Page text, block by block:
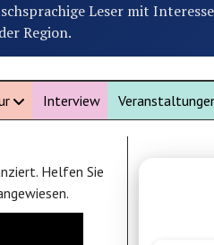
Leser mit
Region.
Interview
Helfen Sie